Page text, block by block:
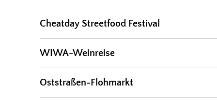
Cheatday Streetfood Festival
WIWA-Weinreise
Oststraßen-Flohmarkt